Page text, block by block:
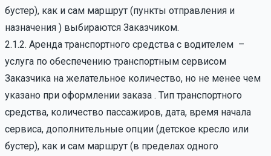
бустер), как и сам маршрут (пункты отправления и
назначения ) выбираются Заказчиком.
2.1.2. Аренда транспортного средства с водителем –
услуга по обеспечению транспортным сервисом
Заказчика на желательное количество, но не менее чем
указано при оформлении заказа . Тип транспортного
средства, количество пассажиров, дата, время начала
сервиса, дополнительные опции (детское кресло или
бустер), как и сам маршрут (в пределах одного